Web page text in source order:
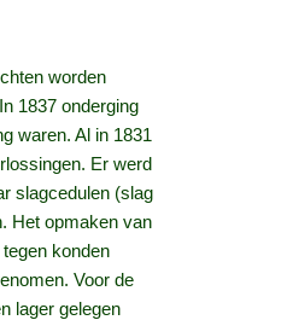
worden
1837 onderging
waren. Al in 1831
Er werd
slagcedulen (slag
Het opmaken van
konden
Voor de
lager gelegen